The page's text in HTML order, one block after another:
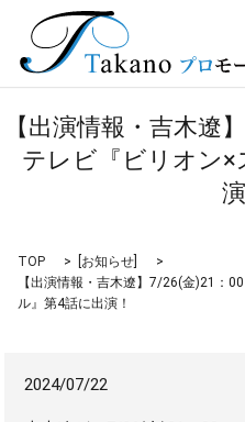
【出演情報・吉木遼
テレビ『ビリオン×
TOP お知らせ
【出演情報・吉木遼】7/26(金)21：
ル』第4話に出演！
2024/07/22